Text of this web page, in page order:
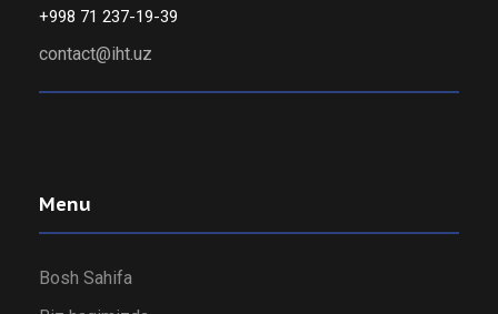
+998 71 237-19-39
contact@iht.uz
Menu
Bosh Sahifa